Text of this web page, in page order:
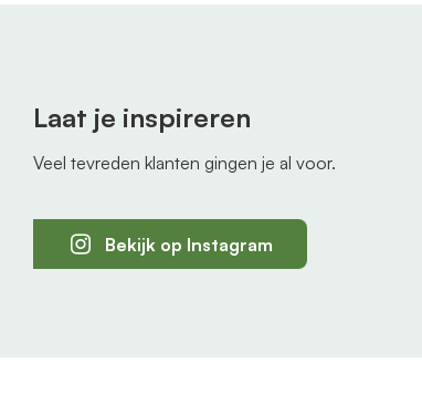
Laat je inspireren
Veel tevreden klanten gingen je al voor.
Bekijk op Instagram